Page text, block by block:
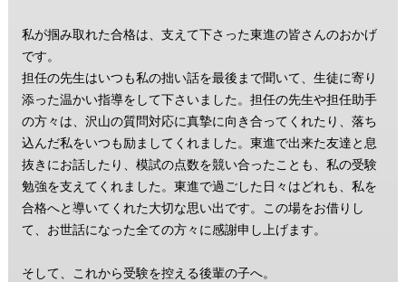
私が掴み取れた合格は、支えて下さった東進の皆さんのおかげ
です。
担任の先生はいつも私の拙い話を最後まで聞いて、生徒に寄り
添った温かい指導をして下さいました。担任の先生や担任助手
の方々は、沢山の質問対応に真摯に向き合ってくれたり、落ち
込んだ私をいつも励ましてくれました。東進で出来た友達と息
抜きにお話したり、模試の点数を競い合ったことも、私の受験
勉強を支えてくれました。東進で過ごした日々はどれも、私を
合格へと導いてくれた大切な思い出です。この場をお借りし
て、お世話になった全ての方々に感謝申し上げます。
そして、これから受験を控える後輩の子へ。